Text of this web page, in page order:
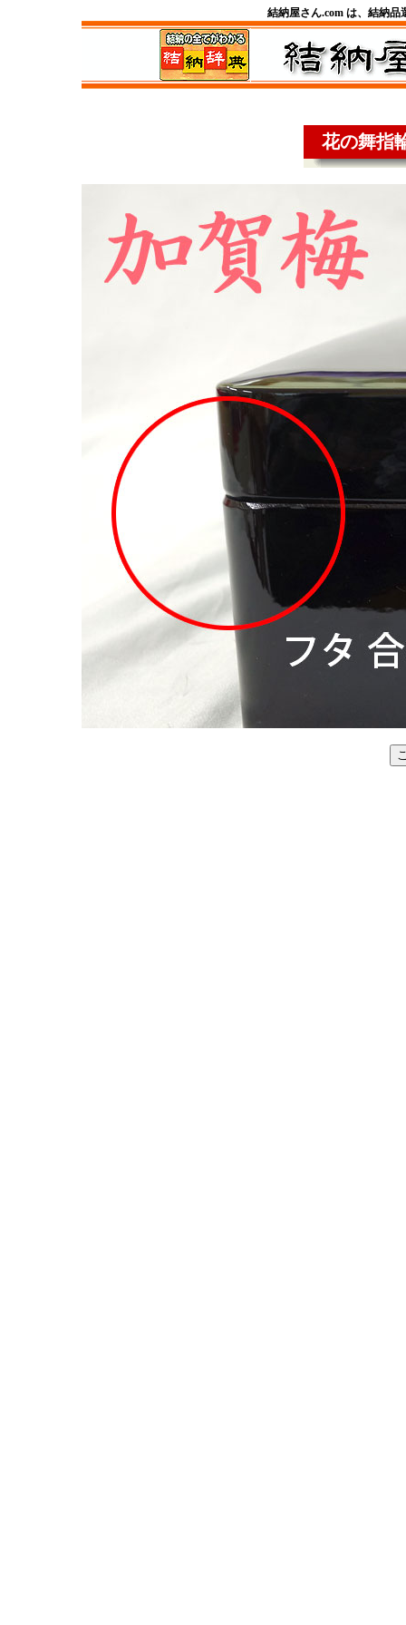
結納屋さん.com は、結納
花の舞指